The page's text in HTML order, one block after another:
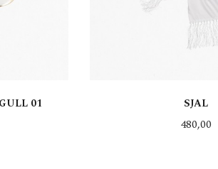
01 SJAL
Pris
480,00